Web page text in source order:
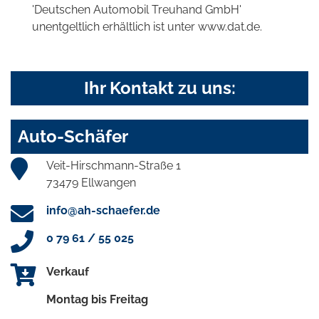
'Deutschen Automobil Treuhand GmbH'
unentgeltlich erhältlich ist unter www.dat.de.
Ihr Kontakt zu uns:
Auto-Schäfer
Veit-Hirschmann-Straße 1
73479 Ellwangen
info@ah-schaefer.de
0 79 61 / 55 025
Verkauf
Montag bis Freitag